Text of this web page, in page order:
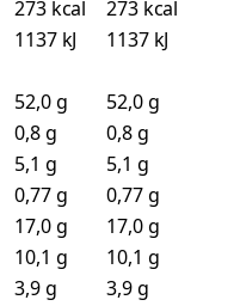
273 kcal
273 kcal
1137 kJ
1137 kJ
52,0 g
52,0 g
0,8 g
0,8 g
5,1 g
5,1 g
0,77 g
0,77 g
17,0 g
17,0 g
10,1 g
10,1 g
3,9 g
3,9 g